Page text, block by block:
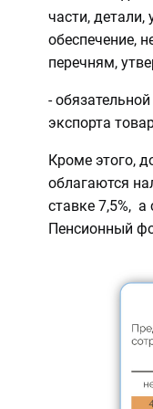
части,
обеспечение,
перечням,
-
экспорта
Кроме этого,
облагаются
ставке 7,5%,
Пенсионный